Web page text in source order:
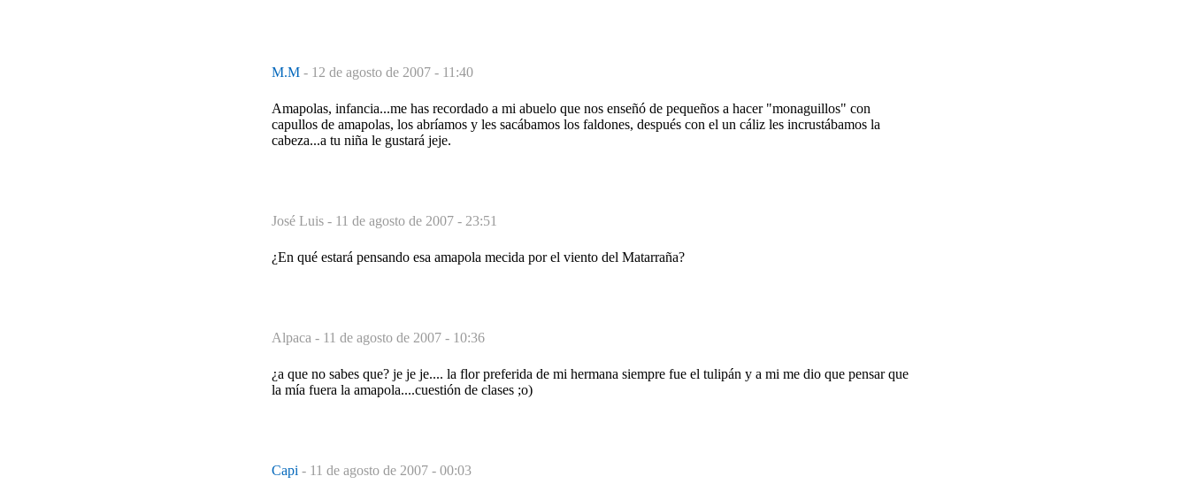
M.M - 12 de agosto de 2007 - 11:40
Amapolas, infancia...me has recordado a mi abuelo que nos enseñó de pequeños a hacer "monaguillos" con
capullos de amapolas, los abríamos y les sacábamos los faldones, después con el un cáliz les incrustábamos la
cabeza...a tu niña le gustará jeje.
José Luis - 11 de agosto de 2007 - 23:51
¿En qué estará pensando esa amapola mecida por el viento del Matarraña?
Alpaca - 11 de agosto de 2007 - 10:36
¿a que no sabes que? je je je.... la flor preferida de mi hermana siempre fue el tulipán y a mi me dio que pensar que
la mía fuera la amapola....cuestión de clases ;o)
Capi - 11 de agosto de 2007 - 00:03